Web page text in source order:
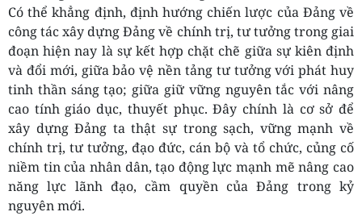
Có thể khẳng định, định hướng chiến lược của Đảng về
công tác xây dựng Đảng về chính trị, tư tưởng trong giai
đoạn hiện nay là sự kết hợp chặt chẽ giữa sự kiên định
và đổi mới, giữa bảo vệ nền tảng tư tưởng với phát huy
tinh thần sáng tạo; giữa giữ vững nguyên tắc với nâng
cao tính giáo dục, thuyết phục. Đây chính là cơ sở để
xây dựng Đảng ta thật sự trong sạch, vững mạnh về
chính trị, tư tưởng, đạo đức, cán bộ và tổ chức, củng cố
niềm tin của nhân dân, tạo động lực mạnh mẽ nâng cao
năng lực lãnh đạo, cầm quyền của Đảng trong kỷ
nguyên mới.